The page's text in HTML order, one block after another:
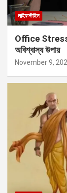
লাইফস্টাইল
Office Stress
অবিশ্বাস্য উপায়
November 9,